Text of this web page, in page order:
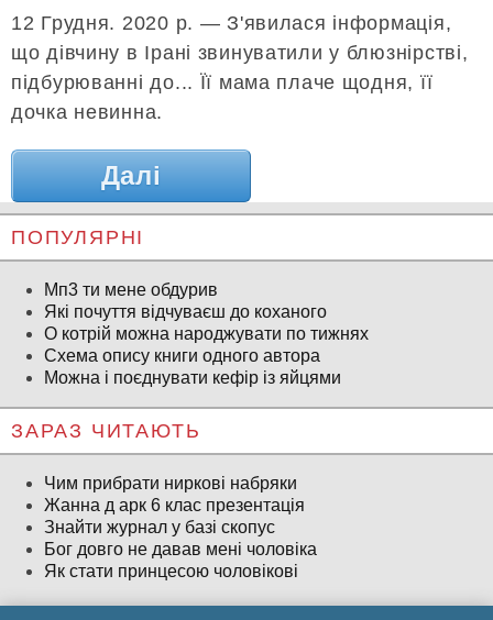
12 Грудня. 2020 р. — З'явилася інформація,
що дівчину в Ірані звинуватили у блюзнірстві,
підбурюванні до... Її мама плаче щодня, її
дочка невинна.
Далі
ПОПУЛЯРНІ
Мп3 ти мене обдурив
Які почуття відчуваєш до коханого
О котрій можна народжувати по тижнях
Схема опису книги одного автора
Можна і поєднувати кефір із яйцями
ЗАРАЗ ЧИТАЮТЬ
Чим прибрати ниркові набряки
Жанна д арк 6 клас презентація
Знайти журнал у базі скопус
Бог довго не давав мені чоловіка
Як стати принцесою чоловікові